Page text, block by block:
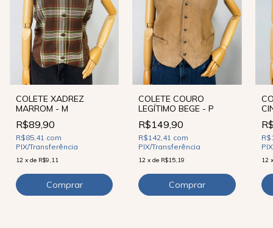
COLETE XADREZ
MARROM - M
R$89,90
R$85,41 com
PIX/Transferência
12 x de R$9,11
COLETE COURO
LEGÍTIMO BEGE - P
R$149,90
R$142,41 com
PIX/Transferência
12 xde R$15,19 12